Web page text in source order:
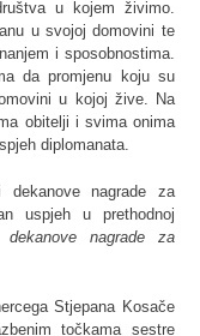
u kojem živimo.
u svojoj domovini te
i sposobnostima.
da promjenu koju su
u kojoj žive. Na
obitelji i svima onima
diplomanata.
nagrade za
uspjeh u prethodnoj
nagrade za
Stjepana Kosače
točkama sestre